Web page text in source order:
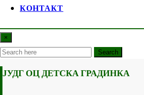
КОНТАКТ
×
Search
ЈУДГ ОЦ ДЕТСКА ГРАДИНКА